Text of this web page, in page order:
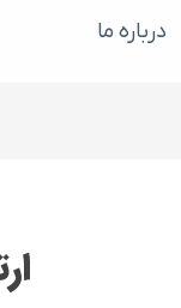
درباره ما